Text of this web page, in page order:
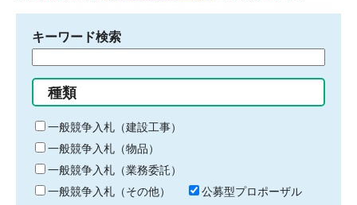
キーワード検索
る
キ
ー
ワ
ー
ド
種類
一般競争入札（建設工事）
一般競争入札（物品）
一般競争入札（業務委託）
一般競争入札（その他）
公募型プロポーザル